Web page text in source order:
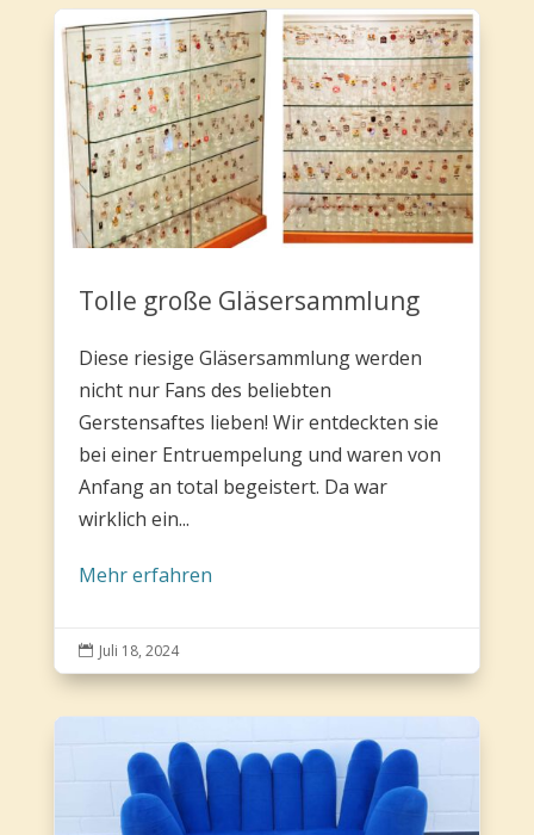
Tolle große Gläsersammlung
Diese riesige Gläsersammlung werden
nicht nur Fans des beliebten
Gerstensaftes lieben! Wir entdeckten sie
bei einer Entruempelung und waren von
Anfang an total begeistert. Da war
wirklich ein...
Mehr erfahren
 Juli 18, 2024